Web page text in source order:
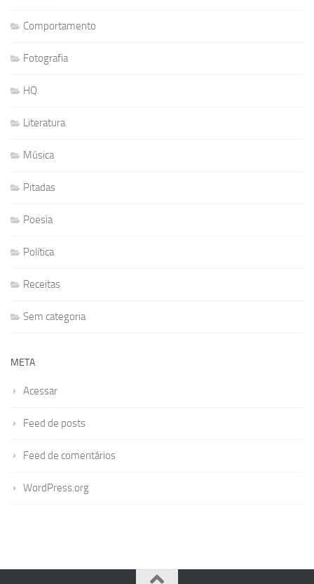
Comportamento
Fotografia
HQ
Literatura
Música
Pitadas
Poesia
Política
Receitas
Sem categoria
META
Acessar
Feed de posts
Feed de comentários
WordPress.org